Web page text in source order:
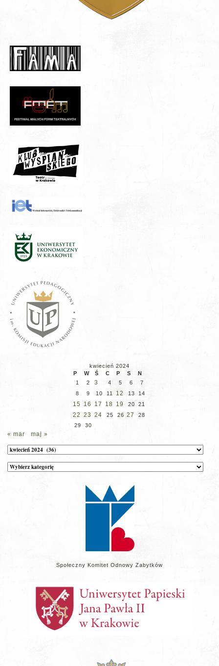
kwiecień 2024
P
W Ś C P S
N
1
2 3 4 5 6
7
8
9 10 11 12 13 14
15 16 17 18 19 20 21
22 23 24 25 26 27
28
29
30
« mar maj »
Archiwum
Kategorie
wpisów
Społeczny Komitet Odnowy Zabytków